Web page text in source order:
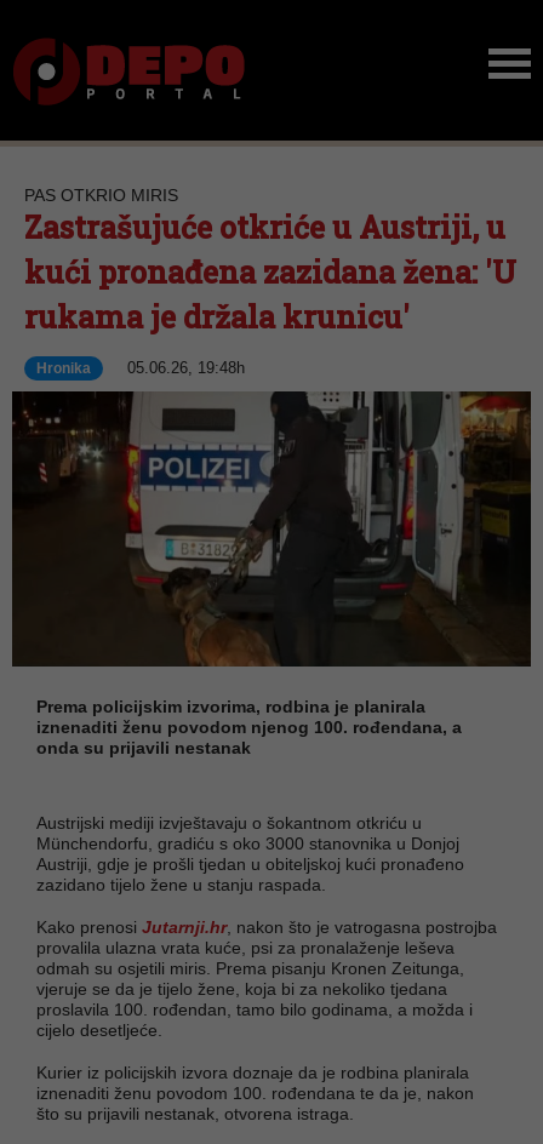
PAS OTKRIO MIRIS
Zastrašujuće otkriće u Austriji, u
kući pronađena zazidana žena: 'U
rukama je držala krunicu'
Hronika 05.06.26, 19:48h
Prema policijskim izvorima, rodbina je planirala
iznenaditi ženu povodom njenog 100. rođendana, a
onda su prijavili nestanak
Austrijski mediji izvještavaju o šokantnom otkriću u
Münchendorfu, gradiću s oko 3000 stanovnika u Donjoj
Austriji, gdje je prošli tjedan u obiteljskoj kući pronađeno
zazidano tijelo žene u stanju raspada.
Kako prenosi Jutarnji.hr, nakon što je vatrogasna postrojba
provalila ulazna vrata kuće, psi za pronalaženje leševa
odmah su osjetili miris. Prema pisanju Kronen Zeitunga,
vjeruje se da je tijelo žene, koja bi za nekoliko tjedana
proslavila 100. rođendan, tamo bilo godinama, a možda i
cijelo desetljeće.
Kurier iz policijskih izvora doznaje da je rodbina planirala
iznenaditi ženu povodom 100. rođendana te da je, nakon
što su prijavili nestanak, otvorena istraga.